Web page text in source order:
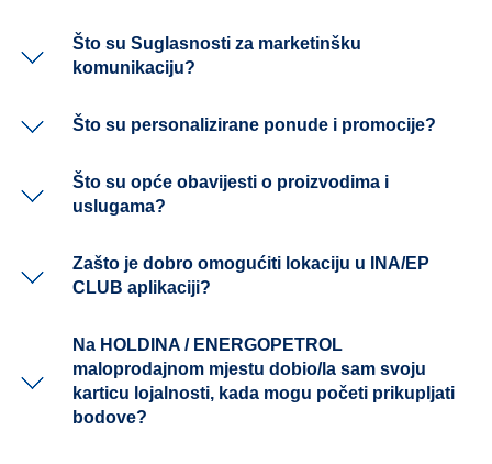
Što su Suglasnosti za marketinšku
komunikaciju?
Što su personalizirane ponude i promocije?
Što su opće obavijesti o proizvodima i
uslugama?
Zašto je dobro omogućiti lokaciju u INA/EP
CLUB aplikaciji?
Na HOLDINA / ENERGOPETROL
maloprodajnom mjestu dobio/la sam svoju
karticu lojalnosti, kada mogu početi prikupljati
bodove?